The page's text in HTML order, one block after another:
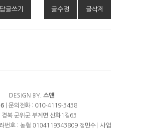
답글쓰기 글수정 글삭제
DESIGN BY. 스맨
| 문의전화 : 010-4119-3438
경북 군위군 부계면 신화1길63
번호 : 농협 0104119343809 정민수 | 사업